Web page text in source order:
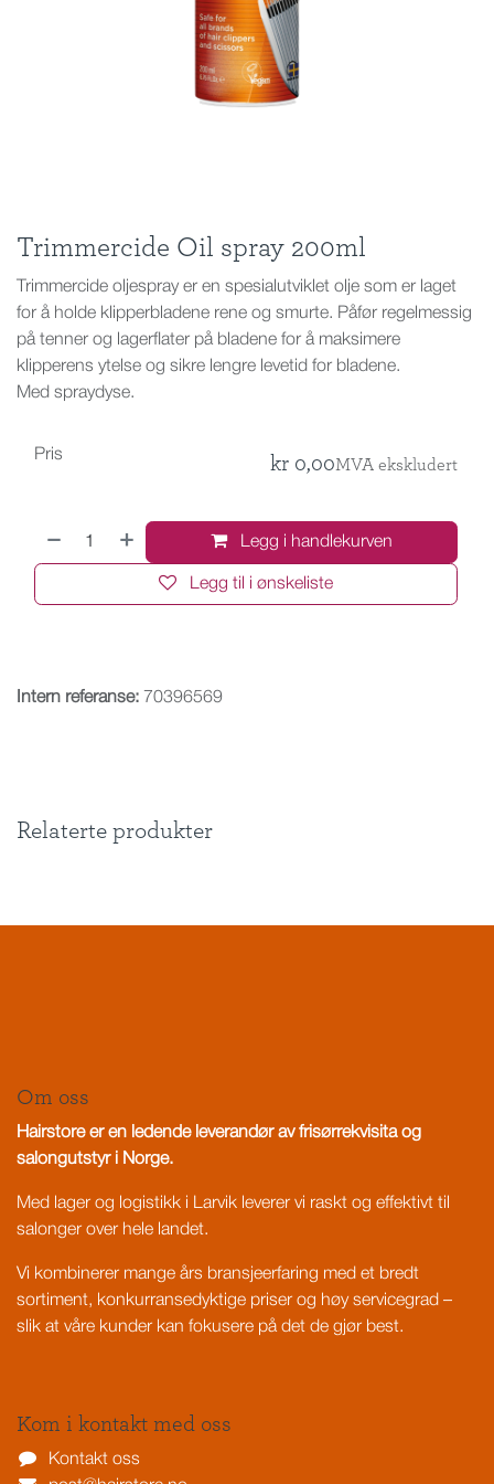
Trimmercide Oil spray 200ml
Trimmercide oljespray er en spesialutviklet olje som er laget
for å holde klipperbladene rene og smurte. Påfør regelmessig
på tenner og lagerflater på bladene for å maksimere
klipperens ytelse og sikre lengre levetid for bladene.
Med spraydyse.
Legg i handlekurven
Legg til i ønskeliste
Pris kr 0,00MVA ekskludert
Intern referanse: 70396569
Relaterte produkter
Om oss
Hairstore er en ledende leverandør av frisørrekvisita og
salongutstyr i Norge.
Med lager og logistikk i Larvik leverer vi raskt og effektivt til
salonger over hele landet.
Vi kombinerer mange års bransjeerfaring med et bredt
sortiment, konkurransedyktige priser og høy servicegrad –
slik at våre kunder kan fokusere på det de gjør best.
Kom i kontakt med oss
Kontakt oss